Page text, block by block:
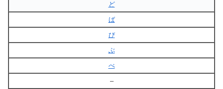
ど
ば
び
ぶ
べ
–